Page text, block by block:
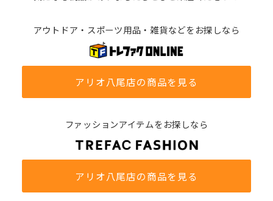
アウトドア・スポーツ用品・雑貨などをお探しなら
アリオ八尾店の商品を見る
ファッションアイテムをお探しなら
アリオ八尾店の商品を見る